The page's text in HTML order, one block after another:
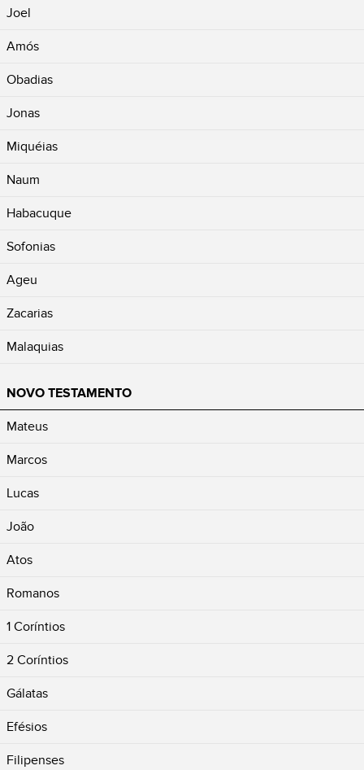
Joel
Amós
Obadias
Jonas
Miquéias
Naum
Habacuque
Sofonias
Ageu
Zacarias
Malaquias
NOVO TESTAMENTO
Mateus
Marcos
Lucas
João
Atos
Romanos
1 Coríntios
2 Coríntios
Gálatas
Efésios
Filipenses